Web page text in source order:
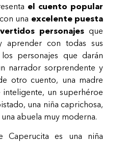
el cuento popular
con una excelente puesta
personajes que
aprender con todas sus
personajes que darán
narrador sorprendente y
otro cuento, una madre
un superhéroe
una niña caprichosa,
abuela muy moderna.
Caperucita es una niña